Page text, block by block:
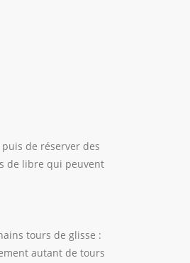
de réserver des
de libre qui peuvent
tours de glisse :
autant de tours